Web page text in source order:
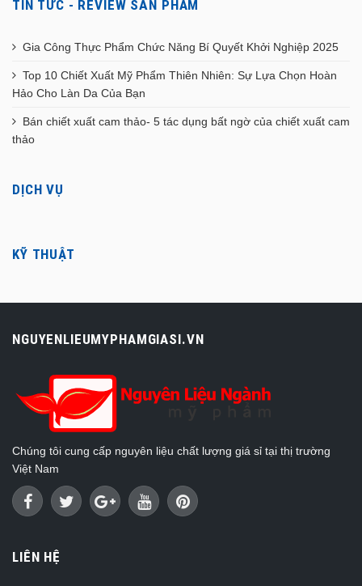
TIN TỨC - REVIEW SẢN PHẨM
Gia Công Thực Phẩm Chức Năng Bí Quyết Khởi Nghiệp 2025
Top 10 Chiết Xuất Mỹ Phẩm Thiên Nhiên: Sự Lựa Chọn Hoàn
Hảo Cho Làn Da Của Bạn
Bán chiết xuất cam thảo- 5 tác dụng bất ngờ của chiết xuất cam
thảo
DỊCH VỤ
KỸ THUẬT
NGUYENLIEUMYPHAMGIASI.VN
Chúng tôi cung cấp nguyên liệu chất lượng giá sỉ tại thị trường
Việt Nam
LIÊN HỆ